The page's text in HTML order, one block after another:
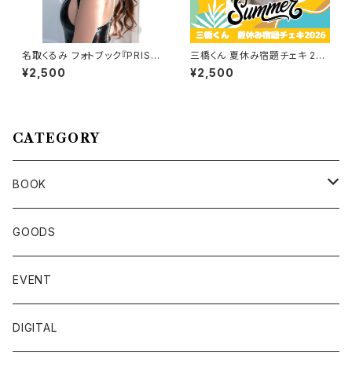
名取くるみ フォトブック『PRIS
M』
¥2,500
三橋くん 夏休み宿題チェキ 202
6
¥2,500
CATEGORY
BOOK
名取くるみ
佐々木ちょこ
篠宮なほ
GOODS
EVENT
DIGITAL